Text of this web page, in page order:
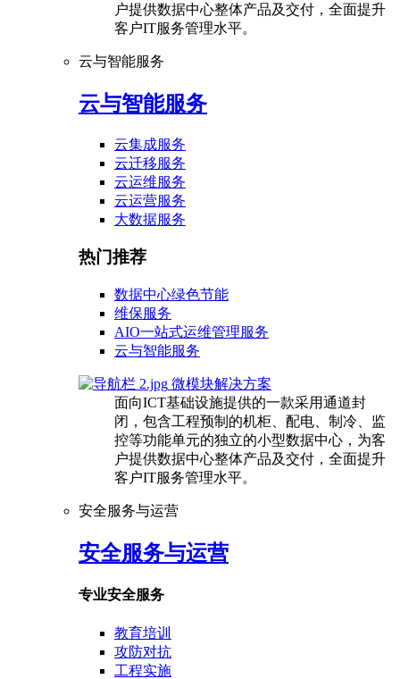
户提供数据中心整体产品及交付，全面提升
客户IT服务管理水平。
云与智能服务
云与智能服务
云集成服务
云迁移服务
云运维服务
云运营服务
大数据服务
热门推荐
数据中心绿色节能
维保服务
AIO一站式运维管理服务
云与智能服务
微模块解决方案
面向ICT基础设施提供的一款采用通道封
闭，包含工程预制的机柜、配电、制冷、监
控等功能单元的独立的小型数据中心，为客
户提供数据中心整体产品及交付，全面提升
客户IT服务管理水平。
安全服务与运营
安全服务与运营
专业安全服务
教育培训
攻防对抗
工程实施